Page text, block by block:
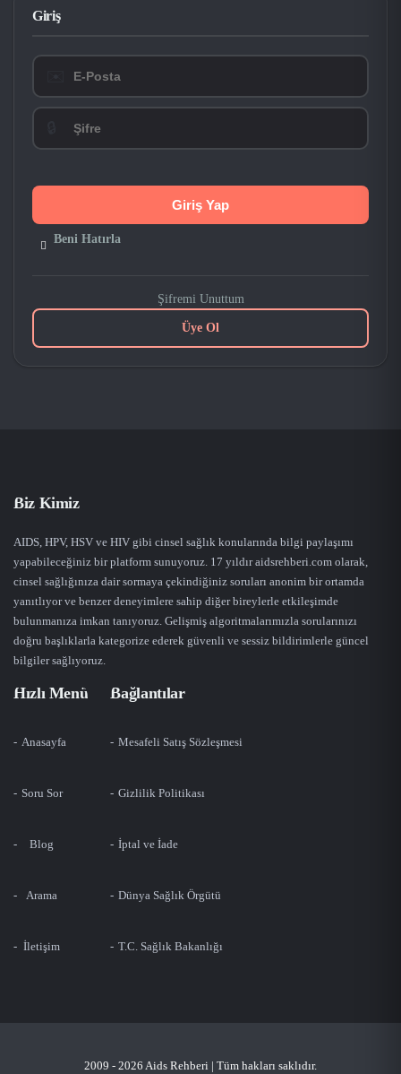
Giriş
Beni Hatırla
Şifremi Unuttum
Üye Ol
Biz Kimiz
AIDS, HPV, HSV ve HIV gibi cinsel sağlık konularında bilgi paylaşımı
yapabileceğiniz bir platform sunuyoruz. 17 yıldır aidsrehberi.com olarak,
cinsel sağlığınıza dair sormaya çekindiğiniz soruları anonim bir ortamda
yanıtlıyor ve benzer deneyimlere sahip diğer bireylerle etkileşimde
bulunmanıza imkan tanıyoruz. Gelişmiş algoritmalarımızla sorularınızı
doğru başlıklarla kategorize ederek güvenli ve sessiz bildirimlerle güncel
bilgiler sağlıyoruz.
Hızlı Menü
Anasayfa
Soru Sor
Blog
Arama
İletişim
Bağlantılar
Mesafeli Satış Sözleşmesi
Gizlilik Politikası
İptal ve İade
Dünya Sağlık Örgütü
T.C. Sağlık Bakanlığı
2009 - 2026 Aids Rehberi | Tüm hakları saklıdır.